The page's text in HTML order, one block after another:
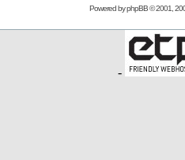
Powered byphpBB© 2001,
-